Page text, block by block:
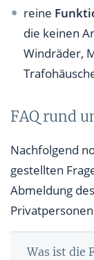
reine
die keinen
Windräder,
FAQ rund
Nachfolgend
gestellten
Abmeldung
Was ist die